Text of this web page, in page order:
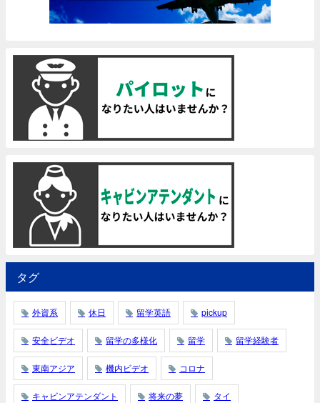
タグ
外資系 休日 留学英語 pickup
安全ビデオ 留学の多様化 留学 留学経験者
東南アジア 機内ビデオ コロナ
キャビンアテンダント 将来の夢 タイ